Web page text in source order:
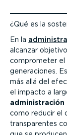
¿Qué es la
Ir al contenido
En la
alcanzar
comprometer el
genera­ciones.
más allá del
el impacto a
como reducir el
trans­pa­rentes